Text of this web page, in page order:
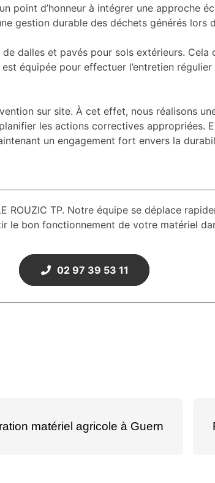
d’honneur à intégrer une approche
gestion durable des déchets générés lors
dalles et pavés pour sols extérieurs. Cela
équipée pour effectuer l’entretien
sur site. À cet effet, nous réalisons
les actions correctives appropriées.
un engagement fort envers la
TP. Notre équipe se déplace
le bon fonctionnement de votre matériel
02 97 39 53 11
matériel agricole à Guern